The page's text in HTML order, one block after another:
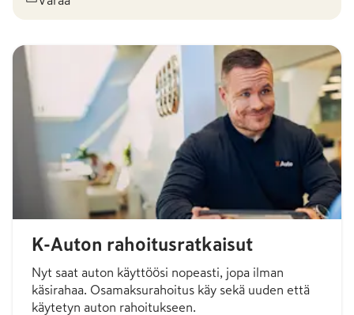
K-Auton rahoitusratkaisut
Nyt saat auton käyttöösi nopeasti, jopa ilman
käsirahaa. Osamaksurahoitus käy sekä uuden että
käytetyn auton rahoitukseen.